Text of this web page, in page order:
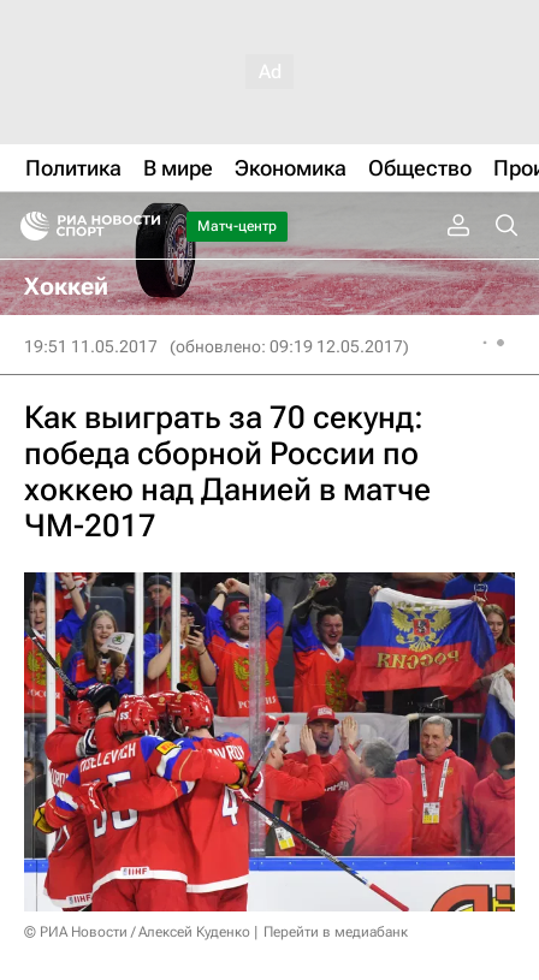
Политика В мире Экономика Общество
Матч-центр
Хоккей
19:51 11.05.2017 (обновлено: 09:19 12.05.2017)
Как выиграть за 70 секунд:
победа сборной России по
хоккею над Данией в матче
ЧМ-2017
© РИА Новости / Алексей Куденко Перейти в медиабанк